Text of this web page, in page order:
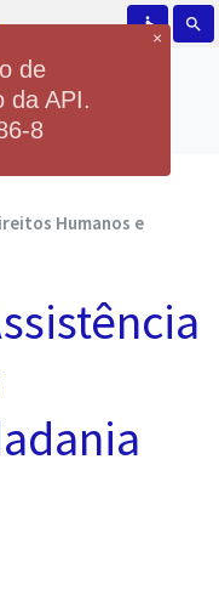
accessible search
Humanos e
×
de
da API.
8